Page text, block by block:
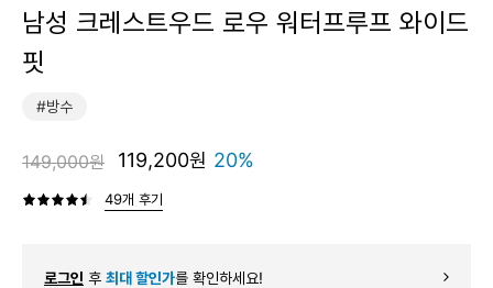
남성 크레스트우드 로우 워터프루프 와이드
핏
#방수
149,000원 119,200원 20%
49개 후기
로그인 후 최대 할인가를 확인하세요!